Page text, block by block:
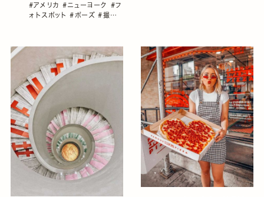
#アメリカ#ニューヨーク #フ
ォトスポット#ポーズ#撮り